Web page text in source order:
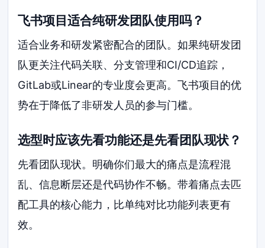
飞书项目适合纯研发团队使用吗？
适合业务和研发紧密配合的团队。如果纯研发团
队更关注代码关联、分支管理和CI/CD追踪，
GitLab或Linear的专业度会更高。飞书项目的优
势在于降低了非研发人员的参与门槛。
选型时应该先看功能还是先看团队现状？
先看团队现状。明确你们最大的痛点是流程混
乱、信息断层还是代码协作不畅。带着痛点去匹
配工具的核心能力，比单纯对比功能列表更有
效。